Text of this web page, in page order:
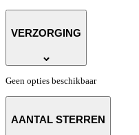
VERZORGING
Geen opties beschikbaar
AANTAL STERREN